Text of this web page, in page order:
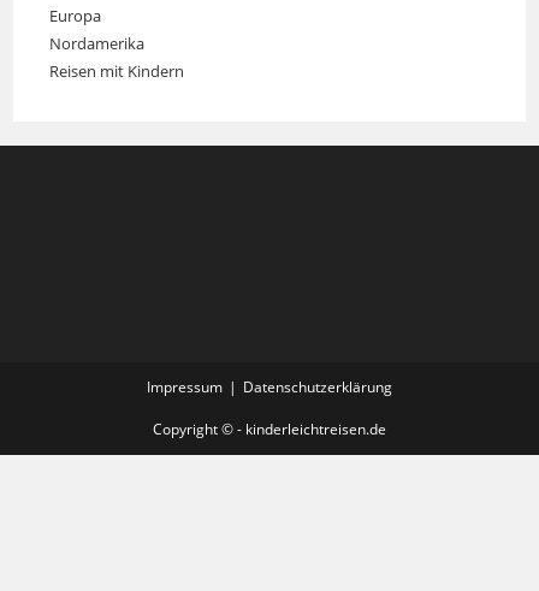
Europa
Nordamerika
Reisen mit Kindern
Impressum Datenschutzerklärung
Copyright © - kinderleichtreisen.de